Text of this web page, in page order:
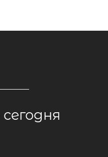
сегодня